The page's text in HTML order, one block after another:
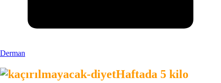
Derman
Haftada 5 kilo